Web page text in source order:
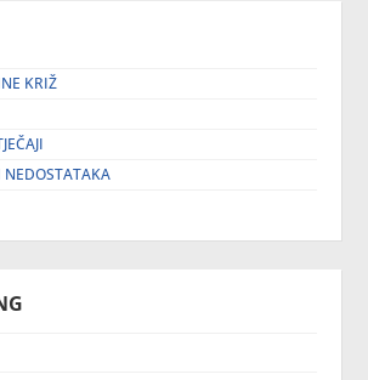
KRIŽ
NEDOSTATAKA